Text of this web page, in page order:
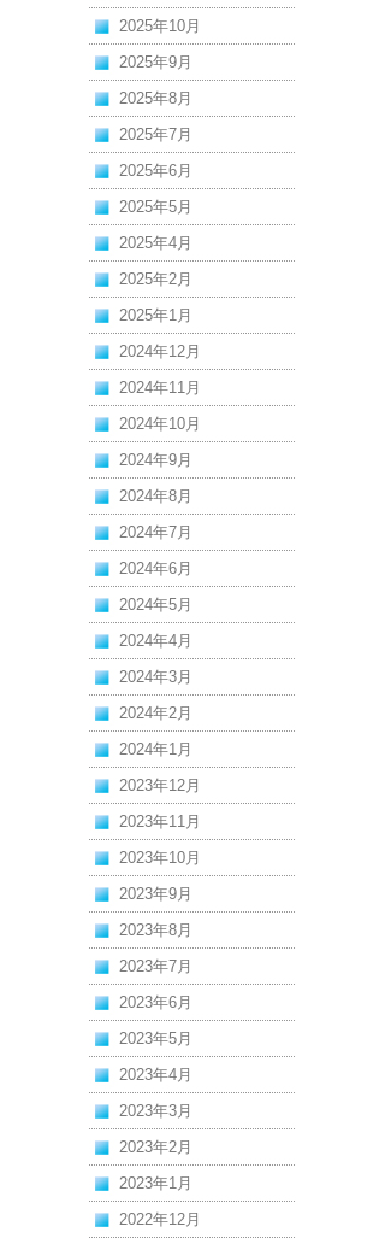
2025年10月
2025年9月
2025年8月
2025年7月
2025年6月
2025年5月
2025年4月
2025年2月
2025年1月
2024年12月
2024年11月
2024年10月
2024年9月
2024年8月
2024年7月
2024年6月
2024年5月
2024年4月
2024年3月
2024年2月
2024年1月
2023年12月
2023年11月
2023年10月
2023年9月
2023年8月
2023年7月
2023年6月
2023年5月
2023年4月
2023年3月
2023年2月
2023年1月
2022年12月